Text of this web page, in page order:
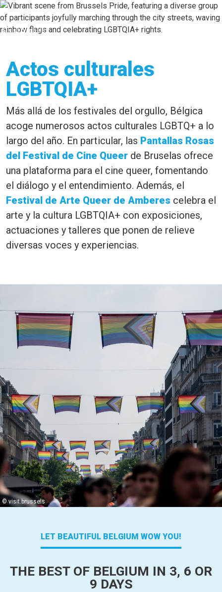
© visit.brussels
Actos culturales
LGBTQIA+
Más allá de los festivales del orgullo, Bélgica
acoge numerosos actos culturales LGBTQ+ a lo
largo del año. En particular, las Pantallas Rosas
del Festival de Cine Queer de Bruselas ofrece
una plataforma para el cine queer, fomentando
el diálogo y el entendimiento. Además, el
Festival de Arte Queer de Amberes celebra el
arte y la cultura LGBTQIA+ con exposiciones,
actuaciones y talleres que ponen de relieve
diversas voces y experiencias.
© visit.brussels
LET BEAUTIFUL BELGIUM WOW YOU!
THE BEST OF BELGIUM IN 3, 6 OR
9 DAYS